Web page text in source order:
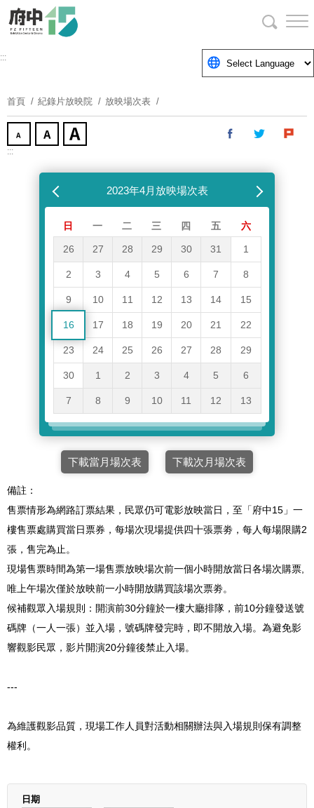
要
塊
:::
首頁 紀錄片放映院 放映場次表
:::
2023年4月放映場次表下個月
日 一 二 三 四 五 六
26 27 28 29 30 31 1
2 3 4 5 6 7 8
9 10 11 12 13 14 15
16 17 18 19 20 21 22
23 24 25 26 27 28 29
30 1 2 3 4 5 6
7 8 9 10 11 12 13
下載當月場次表 下載次月場次表
備註：
售票情形為網路訂票結果，民眾仍可電影放映當日，至「府中15」一
樓售票處購買當日票券，每場次現場提供四十張票劵，每人每場限購2
張，售完為止。
現場售票時間為第一場售票放映場次前一個小時開放當日各場次購票,
唯上午場次僅於放映前一小時開放購買該場次票劵。
候補觀眾入場規則：開演前30分鐘於一樓大廳排隊，前10分鐘發送號
碼牌（一人一張）並入場，號碼牌發完時，即不開放入場。為避免影
響觀影民眾，影片開演20分鐘後禁止入場。
---
為維護觀影品質，現場工作人員對活動相關辦法與入場規則保有調整
權利。
日期